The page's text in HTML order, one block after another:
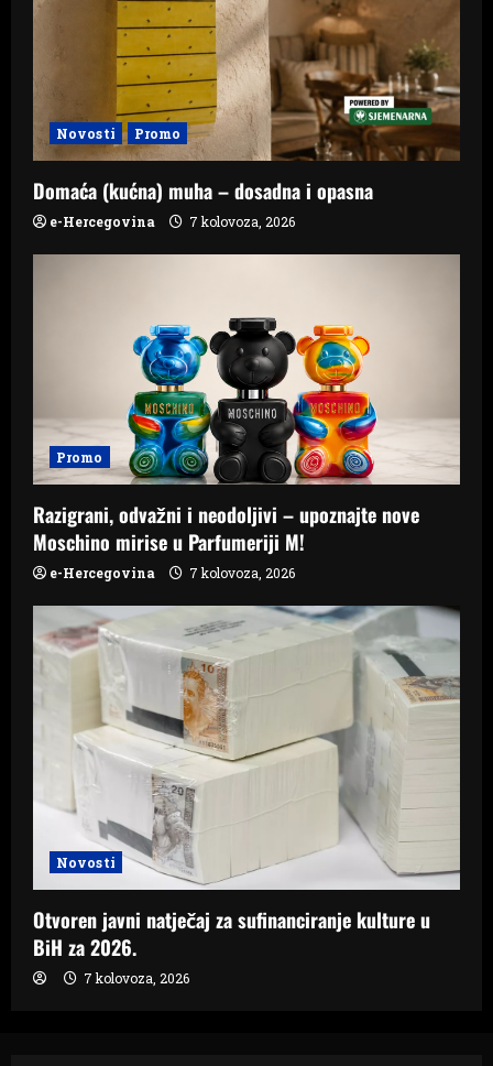
Novosti Promo
Domaća (kućna) muha – dosadna i opasna
e-Hercegovina 7 kolovoza, 2026
Promo
Razigrani, odvažni i neodoljivi – upoznajte nove
Moschino mirise u Parfumeriji M!
e-Hercegovina 7 kolovoza, 2026
Novosti
Otvoren javni natječaj za sufinanciranje kulture u
BiH za 2026.
7 kolovoza, 2026